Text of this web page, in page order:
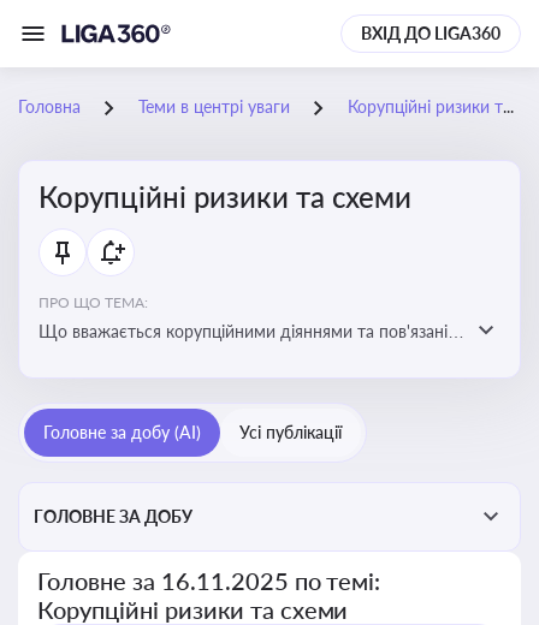
ВХІД ДО LIGA360
Головна Теми в центрі уваги Корупційні ризики та схеми
Корупційні ризики та схеми
ПРО ЩО ТЕМА:
Що вважається корупційними діяннями та пов'язані з
Головне за добу (AI) Усі публікації
ГОЛОВНЕ ЗА ДОБУ
Головне за 16.11.2025 по темі:
Корупційні ризики та схеми